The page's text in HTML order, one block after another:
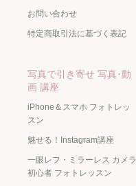
お問い合わせ
特定商取引法に基づく表記
写真で引き寄せ 写真･動
画 講座
iPhone＆スマホ フォトレッ
スン
魅せる！Instagram講座
一眼レフ・ミラーレス カメラ
初心者 フォトレッスン